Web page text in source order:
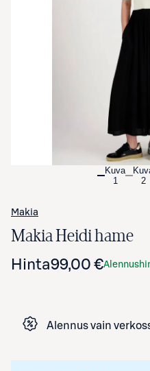
Avaa
Kuva
1
2
Makia
Makia Heidi hame
Hinta99,00 €
Alennus vain